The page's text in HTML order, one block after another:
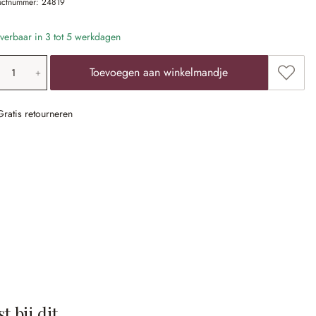
in 3 tot 5 werkdagen
voer de gewenste
Toevoegen aan winkelmandje
retourneren